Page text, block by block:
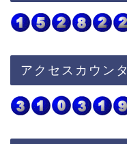
アクセスカウン